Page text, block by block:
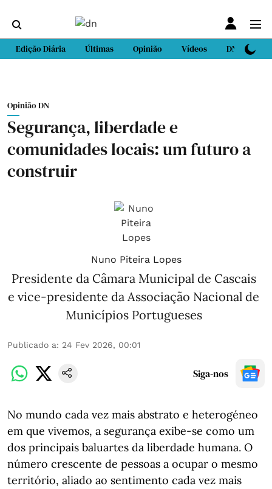
Edição Diária Últimas Opinião Vídeos DN Sport
Opinião DN
Segurança, liberdade e
comunidades locais: um futuro a
construir
Nuno Piteira Lopes
Presidente da Câmara Municipal de Cascais
e vice-presidente da Associação Nacional de
Municípios Portugueses
Publicado a: 24 Fev 2026, 00:01
Siga-nos
No mundo cada vez mais abstrato e heterogéneo
em que vivemos, a segurança exibe-se como um
dos principais baluartes da liberdade humana. O
número crescente de pessoas a ocupar o mesmo
território, aliado ao sentimento cada vez mais